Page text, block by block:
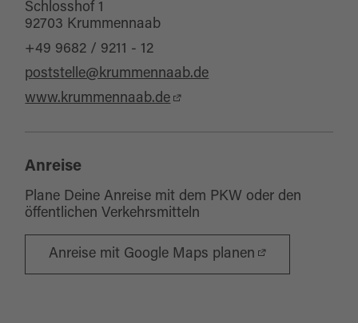
Schlosshof 1
92703 Krummennaab
+49 9682 / 9211 - 12
poststelle@krummennaab.de
www.krummennaab.de
Anreise
Plane Deine Anreise mit dem PKW oder den
öffentlichen Verkehrsmitteln
Anreise mit Google Maps planen